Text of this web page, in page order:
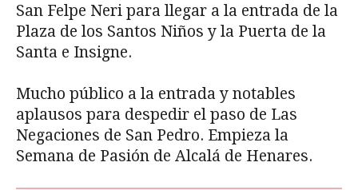
San Felpe Neri para llegar a la entrada de la
Plaza de los Santos Niños y la Puerta de la
Santa e Insigne.
Mucho público a la entrada y notables
aplausos para despedir el paso de Las
Negaciones de San Pedro. Empieza la
Semana de Pasión de Alcalá de Henares.